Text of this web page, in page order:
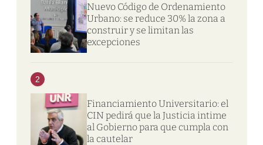
Nuevo Código de Ordenamiento
Urbano: se reduce 30% la zona a
construir y se limitan las
excepciones
2
Financiamiento Universitario: el
CIN pedirá que la Justicia intime
al Gobierno para que cumpla con
la cautelar